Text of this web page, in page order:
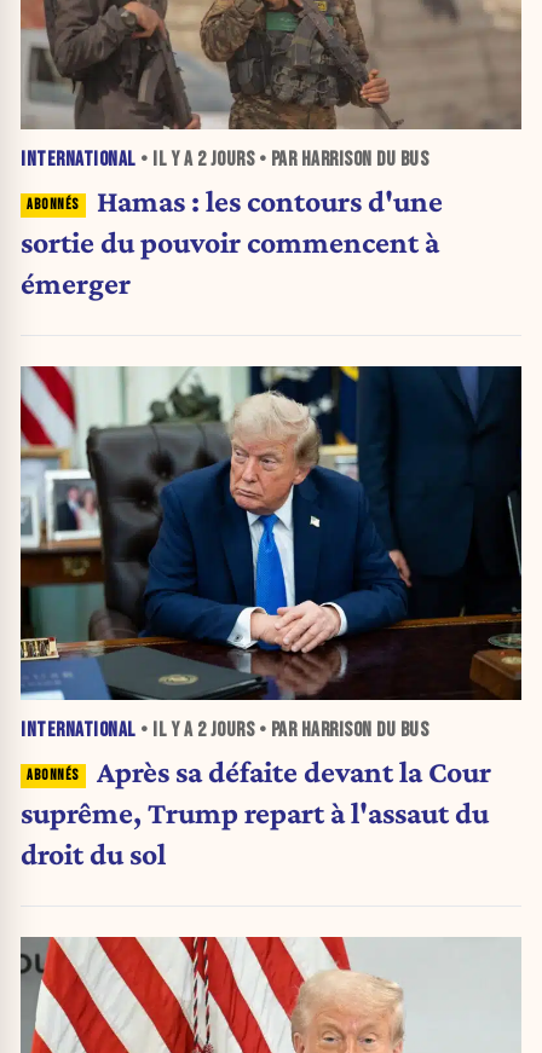
INTERNATIONAL • IL Y A 2 JOURS• PAR HARRISON DU BUS
Hamas : les contours d'une
sortie du pouvoir commencent à
émerger
INTERNATIONAL • IL Y A 2 JOURS• PAR HARRISON DU BUS
Après sa défaite devant la Cour
suprême, Trump repart à l'assaut du
droit du sol